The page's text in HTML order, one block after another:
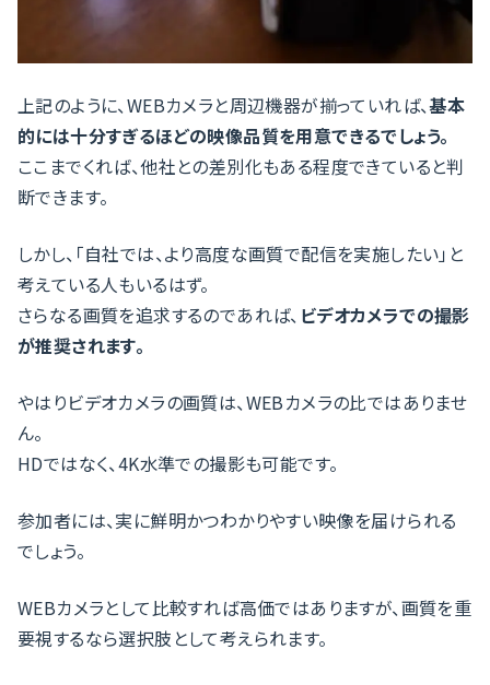
上記のように、WEBカメラと周辺機器が揃っていれば、基本
的には十分すぎるほどの映像品質を用意できるでしょう。
ここまでくれば、他社との差別化もある程度できていると判
断できます。
しかし、「自社では、より高度な画質で配信を実施したい」と
考えている人もいるはず。
さらなる画質を追求するのであれば、 ビデオカメラでの撮影
が推奨されます。
やはりビデオカメラの画質は、WEBカメラの比ではありませ
ん。
HDではなく、4K水準での撮影も可能です。
参加者には、実に鮮明かつわかりやすい映像を届けられる
でしょう。
WEBカメラとして比較すれば高価ではありますが、画質を重
要視するなら選択肢として考えられます。